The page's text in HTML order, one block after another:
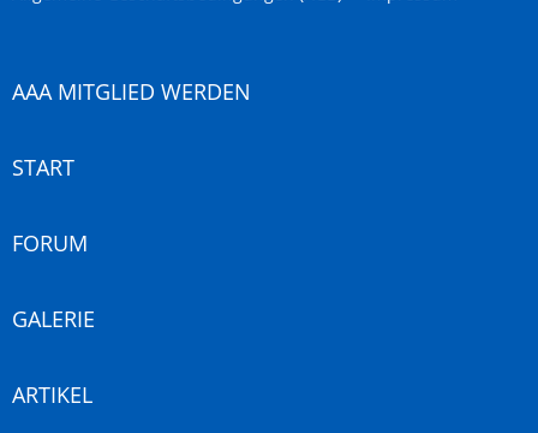
AAA MITGLIED WERDEN
START
FORUM
GALERIE
ARTIKEL